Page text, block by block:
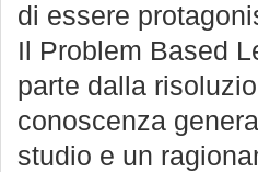
di essere
Il Problem Based
parte dalla
conoscenza
studio e un